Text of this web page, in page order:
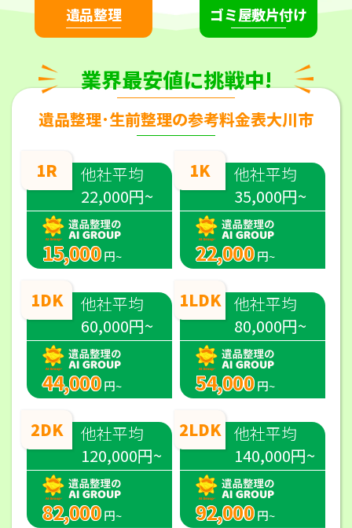
遺品整理 ゴミ屋敷片付け
業界最安値に挑戦中!
遺品整理･生前整理の参考料金表大川市
1R
他社平均
22,000円~
15,000 円~
1DK
他社平均
60,000円~
44,000 円~
2DK
他社平均
120,000円~
82,000 円~
1K
他社平均
35,000円~
22,000 円~
1LDK 他社平均
80,000円~
54,000 円~
2LDK 他社平均
140,000円~
92,000 円~